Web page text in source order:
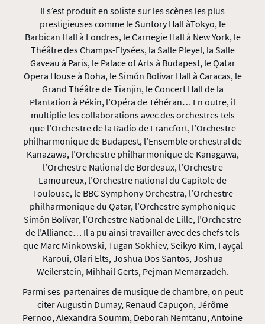
Il s’est produit en soliste sur les scènes les plus
prestigieuses comme le Suntory Hall àTokyo, le
Barbican Hall à Londres, le Carnegie Hall à New York, le
Théâtre des Champs-Elysées, la Salle Pleyel, la Salle
Gaveau à Paris, le Palace of Arts à Budapest, le Qatar
Opera House à Doha, le Simón Bolívar Hall à Caracas, le
Grand Théâtre de Tianjin, le Concert Hall de la
Plantation à Pékin, l’Opéra de Téhéran… En outre, il
multiplie les collaborations avec des orchestres tels
que l’Orchestre de la Radio de Francfort, l’Orchestre
philharmonique de Budapest, l’Ensemble orchestral de
Kanazawa, l’Orchestre philharmonique de Kanagawa,
l’Orchestre National de Bordeaux, l’Orchestre
Lamoureux, l’Orchestre national du Capitole de
Toulouse, le BBC Symphony Orchestra, l’Orchestre
philharmonique du Qatar, l’Orchestre symphonique
Simón Bolívar, l’Orchestre National de Lille, l’Orchestre
de l’Alliance… Il a pu ainsi travailler avec des chefs tels
que Marc Minkowski, Tugan Sokhiev, Seikyo Kim, Fayçal
Karoui, Olari Elts, Joshua Dos Santos, Joshua
Weilerstein, Mihhail Gerts, Pejman Memarzadeh.
Parmi ses partenaires de musique de chambre, on peut
citer Augustin Dumay, Renaud Capuçon, Jérôme
Pernoo, Alexandra Soumm, Deborah Nemtanu, Antoine